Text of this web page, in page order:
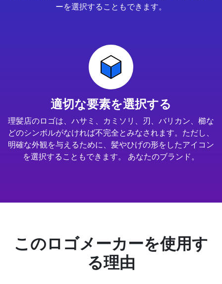
ーを選択することもできます。
適切な要素を選択する
理髪店のロゴは、ハサミ、カミソリ、刃、バリカン、櫛な
どのシンボルがなければ不完全とみなされます。ただし、
明確な外観を与えるために、髪やひげの形をしたアイコン
を選択することもできます。 あなたのブランド。
このロゴメーカーを使用す
る理由